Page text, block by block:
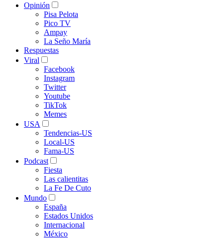
Opinión
Pisa Pelota
Pico TV
Ampay
La Seño María
Respuestas
Viral
Facebook
Instagram
Twitter
Youtube
TikTok
Memes
USA
Tendencias-US
Local-US
Fama-US
Podcast
Fiesta
Las calientitas
La Fe De Cuto
Mundo
España
Estados Unidos
Internacional
México